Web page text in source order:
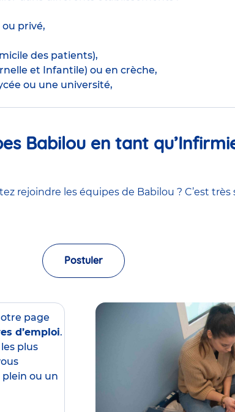
privé,
des patients),
et Infantile) ou en crèche,
ou une université,
Babilou en tant
rejoindre les équipes de Babilou ? C’est très
Postuler
page
d’emploi.
plus
ou un